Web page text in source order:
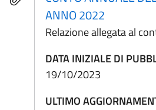
ANNO 2022
Relazione allegata al
DATA INIZIALE DI
19/10/2023
ULTIMO